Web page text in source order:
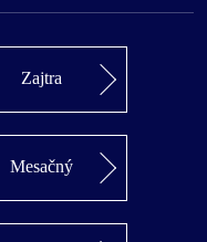
Zajtra
Mesačný